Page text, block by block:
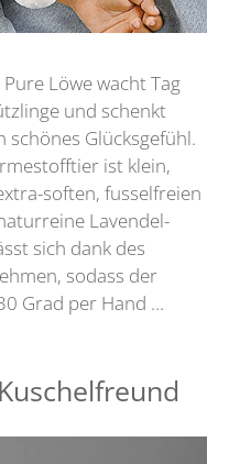
Löwe wacht Tag
und schenkt
schönes Glücksgefühl.
ist klein,
soften, fusselfreien
Lavendel-
sich dank des
sodass der
Grad per Hand …